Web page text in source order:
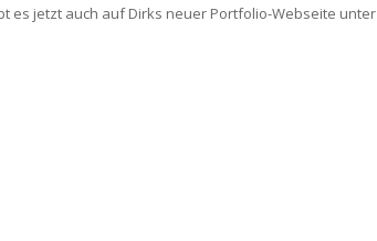
es jetzt auch auf Dirks neuer Portfolio-Webseite unter